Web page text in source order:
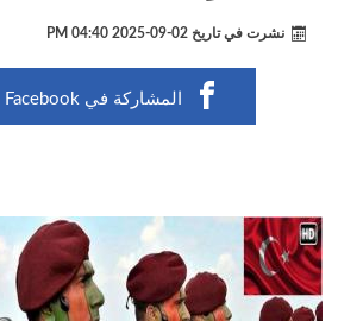
نشرت في تاريخ 02-09-2025 04:40 PM
المشاركة في Facebook